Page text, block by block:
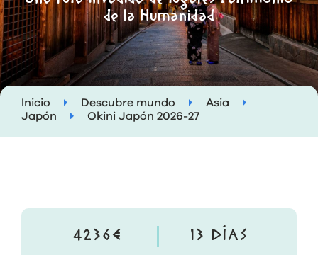
de la Humanidad
Inicio Descubre mundo
Asia
Japón
Okini Japón 2026-27
4236€ 13 DÍAS